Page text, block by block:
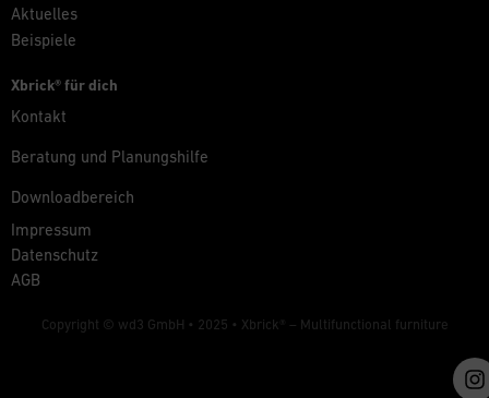
Aktuelles
Beispiele
Xbrick® für dich
Kontakt
Beratung und Planungshilfe
Downloadbereich
Impressum
Datenschutz
AGB
Copyright © wd3 GmbH • 2025 • Xbrick® – Multifunctional furniture